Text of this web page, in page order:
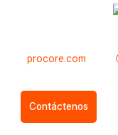
procore.com
Contáctenos